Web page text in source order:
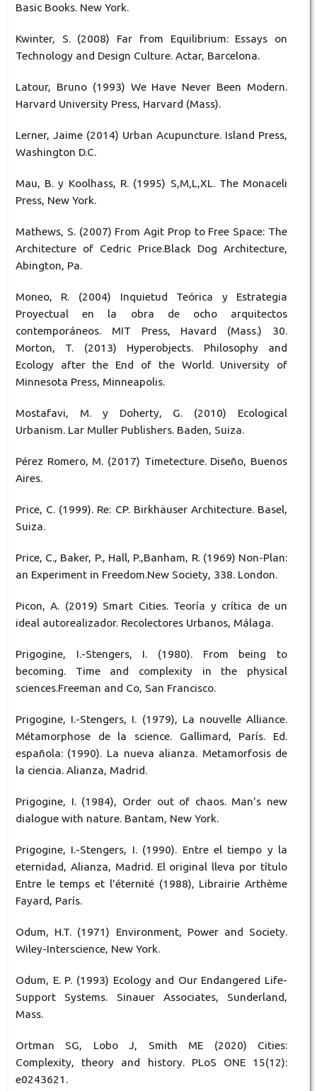
Basic Books. New York.
Kwinter, S. (2008) Far from Equilibrium: Essays on
Technology and Design Culture. Actar, Barcelona.
Latour, Bruno (1993) We Have Never Been Modern.
Harvard University Press, Harvard (Mass).
Lerner, Jaime (2014) Urban Acupuncture. Island Press,
Washington D.C.
Mau, B. y Koolhass, R. (1995) S,M,L,XL. The Monaceli
Press, New York.
Mathews, S. (2007) From Agit Prop to Free Space: The
Architecture of Cedric Price.Black Dog Architecture,
Abington, Pa.
Moneo, R. (2004) Inquietud Teórica y Estrategia
Proyectual en la obra de ocho arquitectos
contemporáneos. MIT Press, Havard (Mass.) 30.
Morton, T. (2013) Hyperobjects. Philosophy and
Ecology after the End of the World. University of
Minnesota Press, Minneapolis.
Mostafavi, M. y Doherty, G. (2010) Ecological
Urbanism. Lar Muller Publishers. Baden, Suiza.
Pérez Romero, M. (2017) Timetecture. Diseño, Buenos
Aires.
Price, C. (1999). Re: CP. Birkhäuser Architecture. Basel,
Suiza.
Price, C., Baker, P., Hall, P.,Banham, R. (1969) Non-Plan:
an Experiment in Freedom.New Society, 338. London.
Picon, A. (2019) Smart Cities. Teoría y crítica de un
ideal autorealizador. Recolectores Urbanos, Málaga.
Prigogine, I.-Stengers, I. (1980). From being to
becoming. Time and complexity in the physical
sciences.Freeman and Co, San Francisco.
Prigogine, I.-Stengers, I. (1979), La nouvelle Alliance.
Métamorphose de la science. Gallimard, París. Ed.
española: (1990). La nueva alianza. Metamorfosis de
la ciencia. Alianza, Madrid.
Prigogine, I. (1984), Order out of chaos. Man's new
dialogue with nature. Bantam, New York.
Prigogine, I.-Stengers, I. (1990). Entre el tiempo y la
eternidad, Alianza, Madrid. El original lleva por título
Entre le temps et l'éternité (1988), Librairie Arthème
Fayard, París.
Odum, H.T. (1971) Environment, Power and Society.
Wiley-Interscience, New York.
Odum, E. P. (1993) Ecology and Our Endangered Life-
Support Systems. Sinauer Associates, Sunderland,
Mass.
Ortman SG, Lobo J, Smith ME (2020) Cities:
Complexity, theory and history. PLoS ONE 15(12):
e0243621.